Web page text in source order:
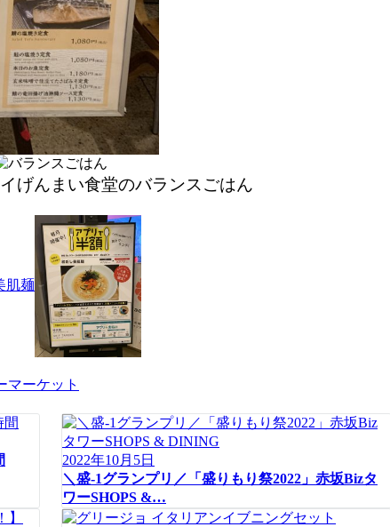
げんまい食堂のバランスごはん
肌麺
2022年10月5日
＼盛-1グランプリ／「盛りもり祭2022」赤坂Bizタ
ワーSHOPS &…